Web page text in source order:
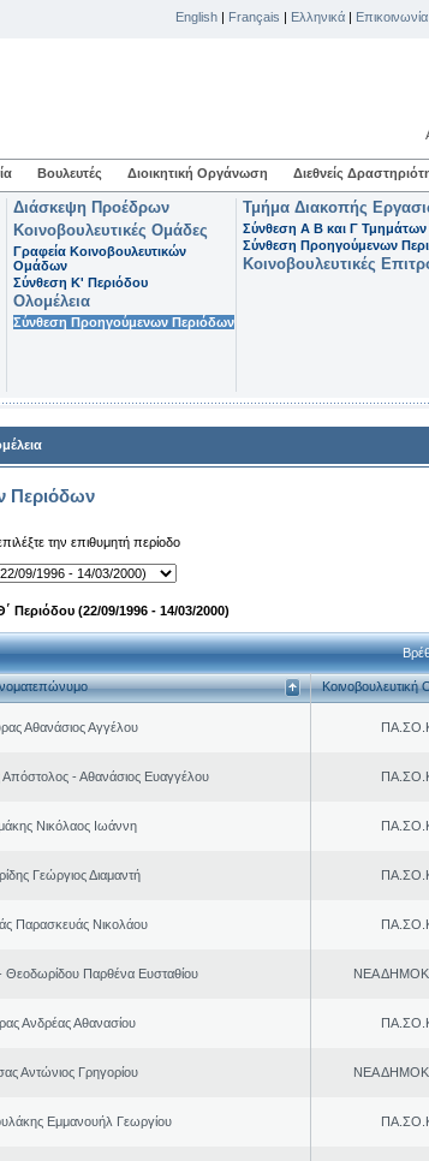
English | Français | Ελληνικά | Επικοινωνία
Βουλευτές Διοικητική Οργάνωση Διεθνείς
Διάσκεψη Προέδρων
Κοινοβουλευτικές Ομάδες
Γραφεία Κοινοβουλευτικών
Ομάδων
Σύνθεση K' Περιόδου
Ολομέλεια
Σύνθεση Προηγούμενων Περιόδων
Τμήμα Διακοπής
Σύνθεση Α Β και Γ Τμημάτων
Σύνθεση Προηγούμενων
Κοινοβουλευτικές
Περιόδων
την επιθυμητή περίοδο
Περιόδου (22/09/1996 - 14/03/2000)
Κοινοβουλευτική
Αθανάσιος Αγγέλου
- Αθανάσιος Ευαγγέλου
Νικόλαος Ιωάννη
Γεώργιος Διαμαντή
Παρασκευάς Νικολάου
Θεοδωρίδου Παρθένα Ευσταθίου ΝΕΑ
Ανδρέας Αθανασίου
Αντώνιος Γρηγορίου ΝΕΑ
Εμμανουήλ Γεωργίου